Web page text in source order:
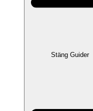
Stäng Guider